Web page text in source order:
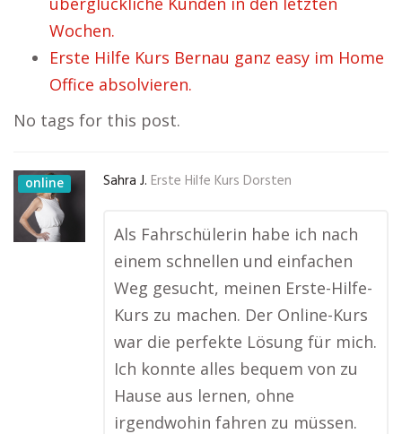
Wochen.
Erste Hilfe Kurs Bernau ganz easy im Home
Office absolvieren.
No tags for this post.
online Sahra J. Erste Hilfe Kurs Dorsten
Als Fahrschülerin habe ich nach
einem schnellen und einfachen
Weg gesucht, meinen Erste-Hilfe-
Kurs zu machen. Der Online-Kurs
war die perfekte Lösung für mich.
Ich konnte alles bequem von zu
Hause aus lernen, ohne
irgendwohin fahren zu müssen.